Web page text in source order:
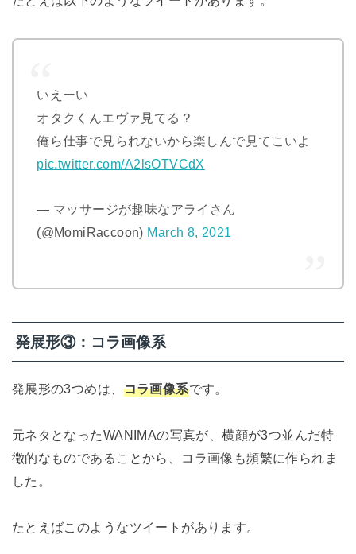
いえーい
オタクくんエヴァ見てる？
俺ら仕事で見られないから楽しんで見てこいよ
pic.twitter.com/A2lsOTVCdX
— マッサージが趣味なアライさん
(@MomiRaccoon) March 8, 2021
発展形③：コラ画像系
発展形の3つめは、 コラ画像系です。
元ネタとなったWANIMAの写真が、横顔が3つ並んだ特
徴的なものであることから、コラ画像も頻繁に作られま
した。
たとえばこのようなツイートがあります。